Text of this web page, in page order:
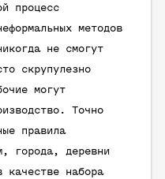
процесс
методов
не смогут
скрупулезно
могут
Точно
правила
города, деревни
качестве набора